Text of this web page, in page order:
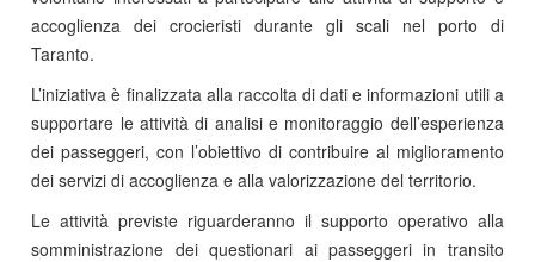
accoglienza dei crocieristi durante gli scali nel porto di
Taranto.
L’iniziativa è finalizzata alla raccolta di dati e informazioni utili a
supportare le attività di analisi e monitoraggio dell’esperienza
dei passeggeri, con l’obiettivo di contribuire al miglioramento
dei servizi di accoglienza e alla valorizzazione del territorio.
Le attività previste riguarderanno il supporto operativo alla
somministrazione dei questionari ai passeggeri in transito